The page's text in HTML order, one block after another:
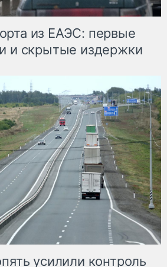
из ЕАЭС: первые
и скрытые издержки
усилили контроль